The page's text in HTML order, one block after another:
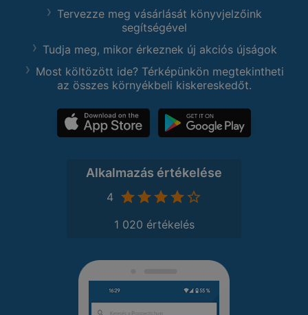
Tervezze meg vásárlását könyvjelzőink
segítségével
Tudja meg, mikor érkeznek új akciós újságok
Most költözött ide? Térképünkön megtekintheti
az összes környékbeli kiskereskedőt.
Alkalmazás értékelése
4
1 020 értékelés